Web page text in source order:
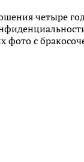
четыре
фото с